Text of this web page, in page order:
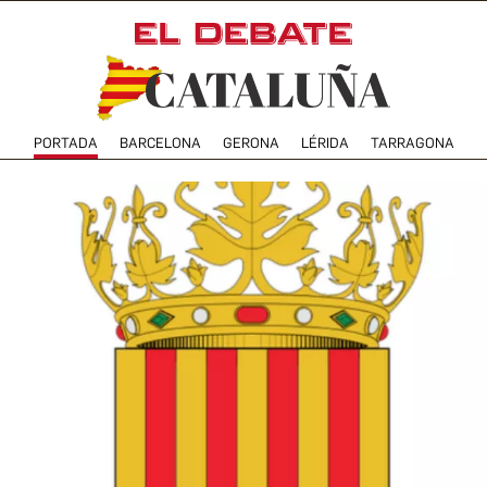
PORTADA BARCELONA GERONA LÉRIDA TARRAGONA